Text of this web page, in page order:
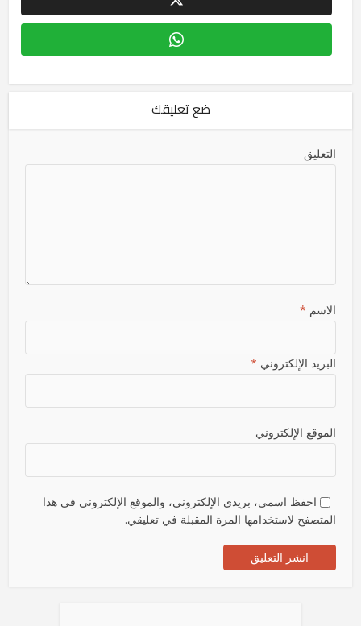
ضع تعليقك
التعليق
الاسم *
البريد الإلكتروني *
الموقع الإلكتروني
احفظ اسمي، بريدي الإلكتروني، والموقع الإلكتروني في هذا
المتصفح لاستخدامها المرة المقبلة في تعليقي.